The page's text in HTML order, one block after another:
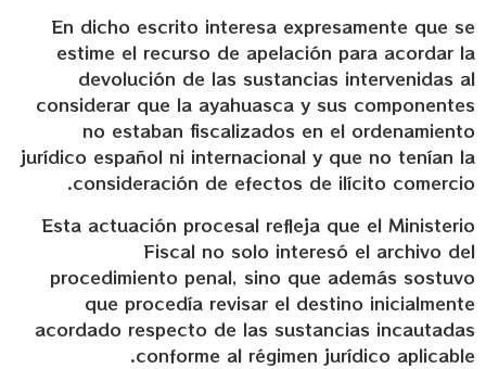
En dicho escrito interesa expresamente que se
estime el recurso de apelación para acordar la
devolución de las sustancias intervenidas al
considerar que la ayahuasca y sus componentes
no estaban fiscalizados en el ordenamiento
jurídico español ni internacional y que no tenían la
consideración de efectos de ilícito comercio.
Esta actuación procesal refleja que el Ministerio
Fiscal no solo interesó el archivo del
procedimiento penal, sino que además sostuvo
que procedía revisar el destino inicialmente
acordado respecto de las sustancias incautadas
conforme al régimen jurídico aplicable.